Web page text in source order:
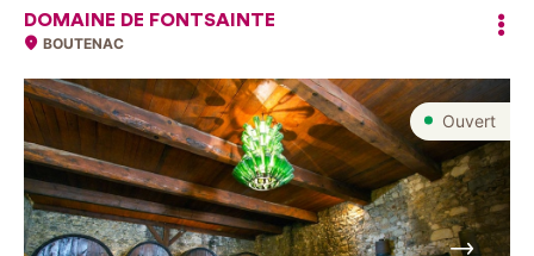
DOMAINE DE FONTSAINTE
BOUTENAC
Ouvert